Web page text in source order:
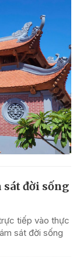
sát đời sống
tiếp vào thực
sát đời sống